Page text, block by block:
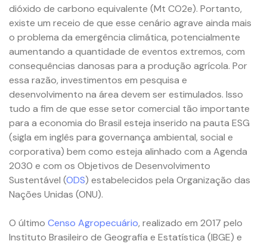
dióxido de carbono equivalente (Mt CO2e). Portanto,
existe um receio de que esse cenário agrave ainda mais
o problema da emergência climática, potencialmente
aumentando a quantidade de eventos extremos, com
consequências danosas para a produção agrícola. Por
essa razão, investimentos em pesquisa e
desenvolvimento na área devem ser estimulados. Isso
tudo a fim de que esse setor comercial tão importante
para a economia do Brasil esteja inserido na pauta ESG
(sigla em inglês para governança ambiental, social e
corporativa) bem como esteja alinhado com a Agenda
2030 e com os Objetivos de Desenvolvimento
Sustentável (ODS) estabelecidos pela Organização das
Nações Unidas (ONU).
O último Censo Agropecuário, realizado em 2017 pelo
Instituto Brasileiro de Geografia e Estatística (IBGE) e